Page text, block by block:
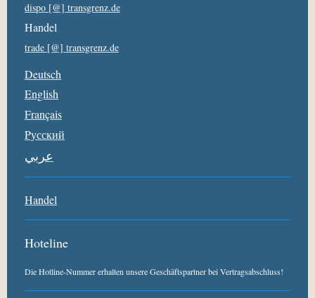
dispo [@] transgrenz.de
Handel
trade [@] transgrenz.de
Deutsch
English
Français
Pусский
عربي
Handel
Hoteline
Die Hotline-Nummer erhalten unsere Geschäftspartner bei Vertragsabschluss!